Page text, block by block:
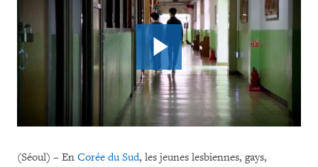
(Séoul) – En Corée du Sud, les jeunes lesbiennes, gays,